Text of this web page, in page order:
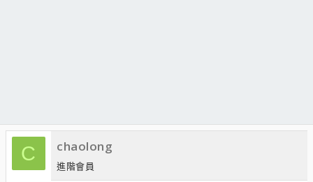
C chaolong
進階會員